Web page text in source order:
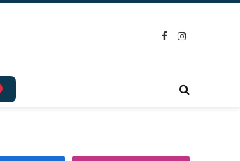
Facebook
Instagram